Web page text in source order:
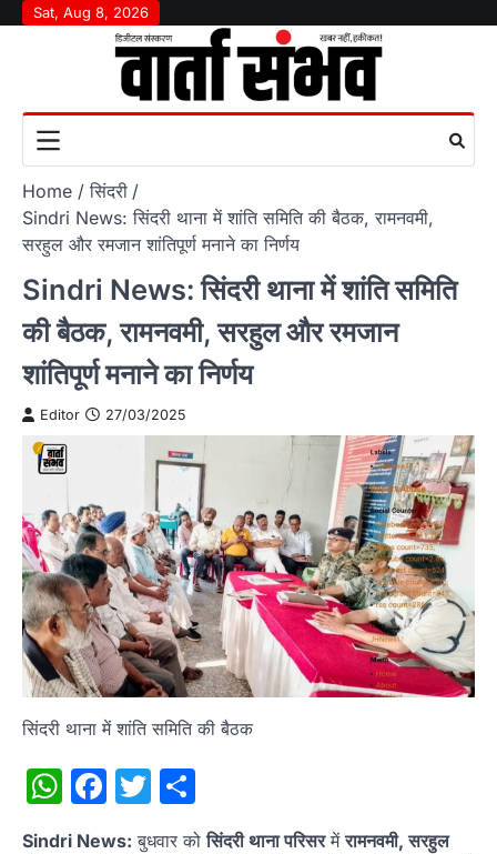
SkipSat, Aug 8, 2026
Home
सिंदरी
Sindri News: सिंदरी थाना में शांति समिति की बैठक, रामनवमी,
सरहुल और रमजान शांतिपूर्ण मनाने का निर्णय
Sindri News: सिंदरी थाना में शांति समिति
की बैठक, रामनवमी, सरहुल और रमजान
शांतिपूर्ण मनाने का निर्णय
Editor 27/03/2025
सिंदरी थाना में शांति समिति की बैठक
WhatsApp
Facebook
Twitter
Sindri News: बुधवार कोसिंदरी थाना परिसरमेंरामनवमी, सरहुल